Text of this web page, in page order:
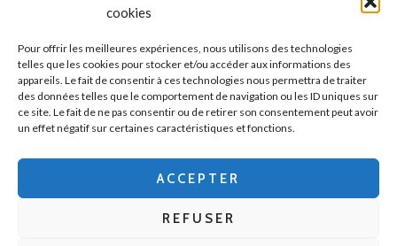
cookies
Pour offrir les meilleures expériences, nous utilisons des technologies
telles que les cookies pour stocker et/ou accéder aux informations des
appareils. Le fait de consentir à ces technologies nous permettra de traiter
des données telles que le comportement de navigation ou les ID uniques sur
ce site. Le fait de ne pas consentir ou de retirer son consentement peut avoir
un effet négatif sur certaines caractéristiques et fonctions.
ACCEPTER
REFUSER
Vendredi: 08h30 – 12h00 et 14h00 – 17h30
Les autres jours sur RDV
Légales-